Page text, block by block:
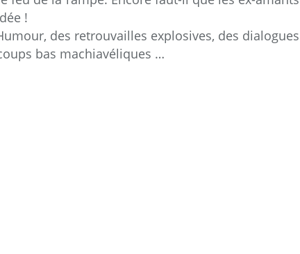
!
des retrouvailles explosives, des dialogues
bas machiavéliques …